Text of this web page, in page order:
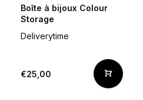
Boîte à bijoux Colour
Storage
Deliverytime
€25,00